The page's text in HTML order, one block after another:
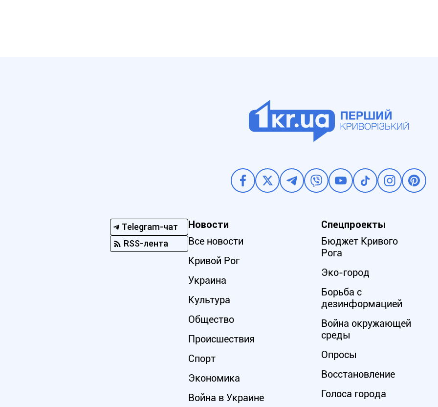
Telegram-чат
RSS-лента
Новости
Все новости
Кривой Рог
Украина
Культура
Общество
Происшествия
Спорт
Экономика
Война в Украине
Спецпроекты
Бюджет Кривого
Рога
Эко-город
Борьба с
дезинформацией
Война окружающей
среды
Опросы
Восстановление
Голоса города